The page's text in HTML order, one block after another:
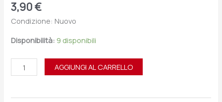
3,90€
Condizione: Nuovo
Disponibilità: 9 disponibili
AGGIUNGI AL CARRELLO